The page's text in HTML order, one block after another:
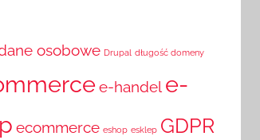
osobowe Drupal długość domeny
e-handel e-
ecommerce eshop esklep GDPR